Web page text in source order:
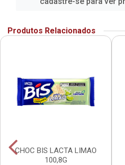
Produtos Relacionados
CHOC BIS LACTA LIMAO
100,8G